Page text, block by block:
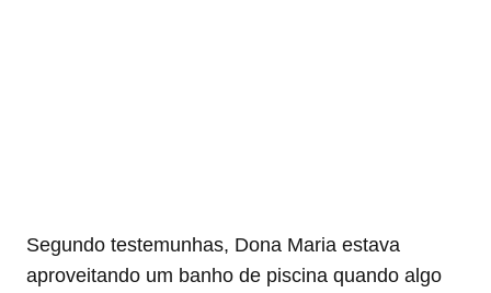
Segundo testemunhas, Dona Maria estava
aproveitando um banho de piscina quando algo